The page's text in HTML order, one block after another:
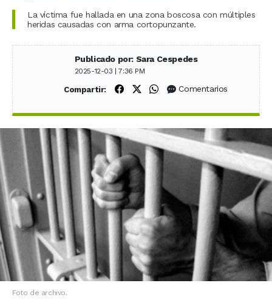
La víctima fue hallada en una zona boscosa con múltiples
heridas causadas con arma cortopunzante.
Publicado por: Sara Cespedes
2025-12-03 | 7:36 PM
Compartir: Compartir en Facebook
Compartir en X (Twitter)
Compartir en WhatsApp
Comentarios
Foto de archivo.